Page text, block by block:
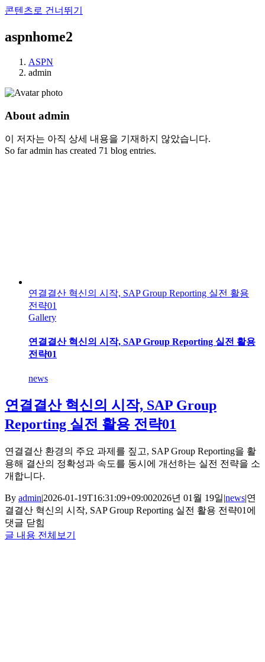
콘텐츠로 건너뛰기
aspnhome2
ASPN
admin
About admin
이 저자는 아직 상세 내용을 기재하지 않았습니다.
So far admin has created 71 blog entries.
연결결산 혁신의 시작, SAP Group Reporting 실전 활용
전략01
Gallery
연결결산 혁신의 시작, SAP Group Reporting 실전 활용
전략01
news
연결결산 혁신의 시작, SAP Group
Reporting 실전 활용 전략01
연결결산 환경의 주요 과제를 짚고, SAP Group Reporting을 활
용해 결산의 정확성과 속도를 동시에 개선하는 실전 전략을 소
개합니다.
By admin|2026-01-19T16:31:09+09:002026년 01월 19일|news|연
결결산 혁신의 시작, SAP Group Reporting 실전 활용 전략01 에
댓글 닫힘
글 내용 전체보기